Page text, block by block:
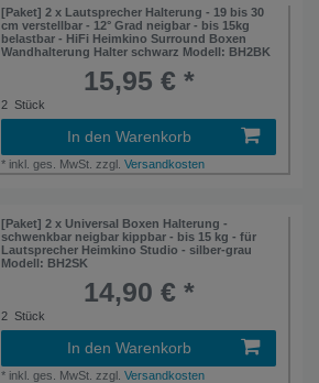
[Paket] 2 x Lautsprecher Halterung - 19 bis 30
cm verstellbar - 12° Grad neigbar - bis 15kg
belastbar - HiFi Heimkino Surround Boxen
Wandhalterung Halter schwarz Modell: BH2BK
15,95 € *
2 Stück
In den Warenkorb
* inkl. ges. MwSt. zzgl.Versandkosten
[Paket] 2 x Universal Boxen Halterung -
schwenkbar neigbar kippbar - bis 15 kg - für
Lautsprecher Heimkino Studio - silber-grau
Modell: BH2SK
14,90 € *
2 Stück
In den Warenkorb
* inkl. ges. MwSt. zzgl.Versandkosten